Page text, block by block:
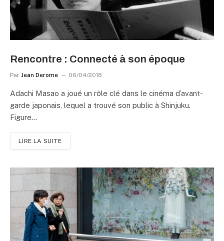
Rencontre : Connecté à son époque
Par Jean Derome 06/04/2018
Adachi Masao a joué un rôle clé dans le cinéma d’avant-
garde japonais, lequel a trouvé son public à Shinjuku.
Figure…
LIRE LA SUITE